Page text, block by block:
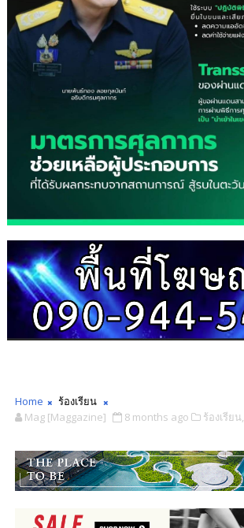
Home
ร้องเรียน
Mag [Maggazine]
8 months ago ร้องเรียน,